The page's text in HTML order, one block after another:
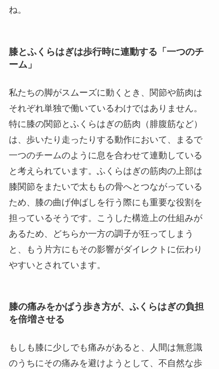
ね。
膝とふくらはぎは歩行時に連動する「一つのチ
ーム」
私たちの脚がスムーズに動くとき、関節や筋肉は
それぞれ単独で働いているわけではありません。
特に膝の関節とふくらはぎの筋肉（腓腹筋など）
は、歩いたり走ったりする動作において、まるで
一つのチームのように息を合わせて連動している
と考えられています。ふくらはぎの筋肉の上部は
膝関節をまたいで太ももの骨へとつながっている
ため、膝の曲げ伸ばしを行う際にも重要な役割を
担っているそうです。こうした構造上の仕組みが
あるため、どちらか一方の調子が狂ってしまう
と、もう片方にもその影響がダイレクトに伝わり
やすいとされています。
膝の痛みをかばう歩き方が、ふくらはぎの負担
を倍増させる
もしも膝に少しでも痛みがあると、人間は無意識
のうちにその痛みを避けようとして、不自然な歩